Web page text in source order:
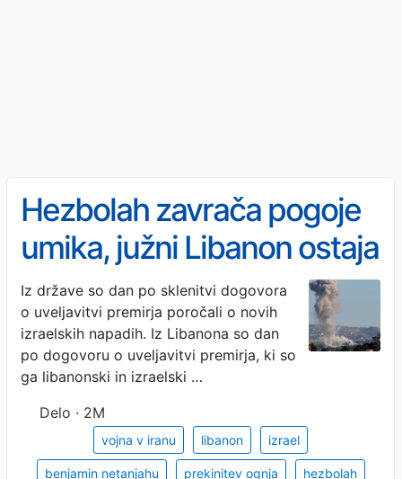
Hezbolah zavrača pogoje
umika, južni Libanon ostaja
bojno polje
Iz države so dan po sklenitvi dogovora
o uveljavitvi premirja poročali o novih
izraelskih napadih. Iz Libanona so dan
po dogovoru o uveljavitvi premirja, ki so
ga libanonski in izraelski …
Delo · 2M
vojna v iranu libanon izrael
benjamin netanjahu prekinitev ognja hezbolah